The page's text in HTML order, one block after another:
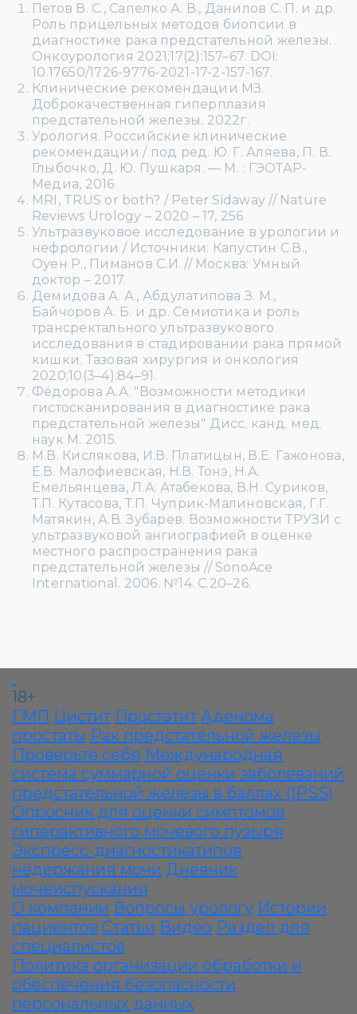
Петов В. С., Сапелко А. В., Данилов С. П. и др.
Роль прицельных методов биопсии в
диагностике рака предстательной железы.
Онкоурология 2021;17(2):157–67. DOI:
10.17650/1726-9776-2021-17-2-157-167.
Клинические рекомендации МЗ.
Доброкачественная гиперплазия
предстательной железы. 2022г.
Урология. Российские клинические
рекомендации / под ред. Ю. Г. Аляева, П. В.
Глыбочко, Д. Ю. Пушкаря. — М. : ГЭОТАР-
Медиа, 2016
MRI, TRUS or both? / Peter Sidaway // Nature
Reviews Urology – 2020 – 17, 256
Ультразвуковое исследование в урологии и
нефрологии / Источники: Капустин С.В.,
Оуен Р., Пиманов С.И. // Москва: Умный
доктор – 2017.
Демидова А. А., Абдулатипова З. М.,
Байчоров А. Б. и др. Семиотика и роль
трансректального ультразвукового
исследования в стадировании рака прямой
кишки. Тазовая хирургия и онкология
2020;10(3–4):84–91.
Фёдорова А.А. "Возможности методики
гистосканирования в диагностике рака
предстательной железы" Дисс. канд. мед.
наук М. 2015.
М.В. Кислякова, И.В. Платицын, В.Е. Гажонова,
Е.В. Малофиевская, Н.В. Тонэ, Н.А.
Емельянцева, Л.А. Атабекова, В.Н. Суриков,
Т.П. Кутасова, Т.П. Чуприк-Малиновская, Г.Г.
Матякин, А.В. Зубарев. Возможности ТРУЗИ с
ультразвуковой ангиографией в оценке
местного распространения рака
предстательной железы // SonoAce
International. 2006. №14. С.20–26.
18+
ГМП Цистит Простатит Аденома
простаты Рак предстательной железы
Проверьте себя Международная
система суммарной оценки заболеваний
предстательной железы в баллах (IPSS)
Опросник для оценки симптомов
гиперактивного мочевого пузыря
Экспресс-диагностикатипов
недержания мочи Дневник
мочеиспускания
О компании Вопросы урологу Истории
пациентов Статьи Видео Раздел для
специалистов
Политика организации обработки и
обеспечения безопасности
персональных данных